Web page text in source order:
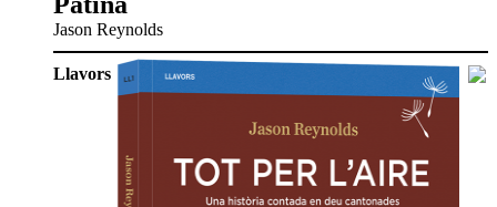
Jason Reynolds
Llavors